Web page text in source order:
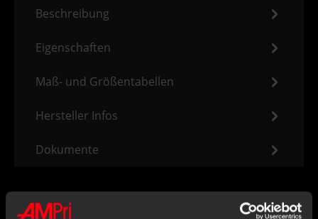
Beschreibung
Eigenschaften
Maß- und Größentabellen
Hersteller Infos
Dokumente